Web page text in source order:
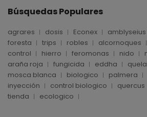
Búsquedas Populares
agrares dosis Econex amblyseius
foresta
trips robles alcornoques
control
hierro feromonas nido
araña roja
fungicida eddha
mosca blanca
biologico palmera
inyección
control biologico quercus
tienda
ecologico